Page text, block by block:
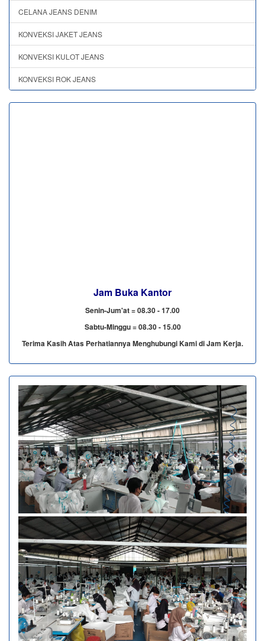
CELANA JEANS DENIM
KONVEKSI JAKET JEANS
KONVEKSI KULOT JEANS
KONVEKSI ROK JEANS
Jam Buka Kantor
Senin-Jum'at = 08.30 - 17.00
Sabtu-Minggu = 08.30 - 15.00
Terima Kasih Atas Perhatiannya Menghubungi Kami di Jam Kerja.